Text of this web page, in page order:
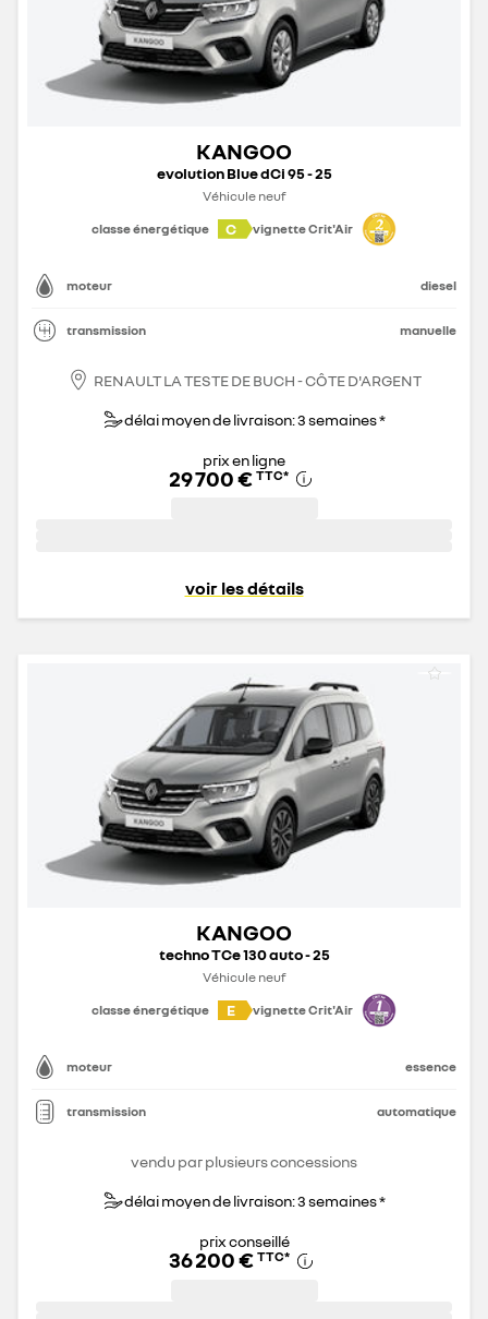
KANGOO
evolution Blue dCi 95 - 25
Véhicule neuf
classe énergétique
C vignette Crit'Air
moteur diesel
transmission manuelle
RENAULT LA TESTE DE BUCH - CÔTE D'ARGENT
délai moyen de livraison: 3 semaines *
prix en ligne
29 700 € TTC*
voir les détails
KANGOO
techno TCe 130 auto - 25
Véhicule neuf
classe énergétique
E vignette Crit'Air
moteur essence
transmission automatique
vendu par plusieurs concessions
délai moyen de livraison: 3 semaines *
prix conseillé
36 200 € TTC*